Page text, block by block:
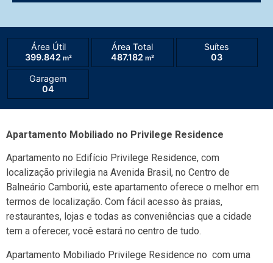
Área Útil
399.842 m²
Área Total
487.182 m²
Suítes
03
Garagem
04
Apartamento Mobiliado no Privilege Residence
Apartamento no Edifício Privilege Residence, com
localização privilegia na Avenida Brasil, no Centro de
Balneário Camboriú, este apartamento oferece o melhor em
termos de localização. Com fácil acesso às praias,
restaurantes, lojas e todas as conveniências que a cidade
tem a oferecer, você estará no centro de tudo.
Apartamento Mobiliado Privilege Residence no com uma